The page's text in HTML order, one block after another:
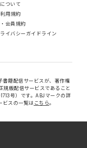
ついて
用規約
会員規約
イバシーガイドライン
籍配信サービスが、著作権
規版配信サービスであること
号）です。ABJマークの詳
ビスの一覧は こちら。